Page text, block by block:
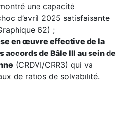
une capacité
d’avril 2025 satisfaisante
62) ;
en œuvre effective de la
accords de Bâle III au sein de
(CRDVI/CRR3) qui va
de ratios de solvabilité.